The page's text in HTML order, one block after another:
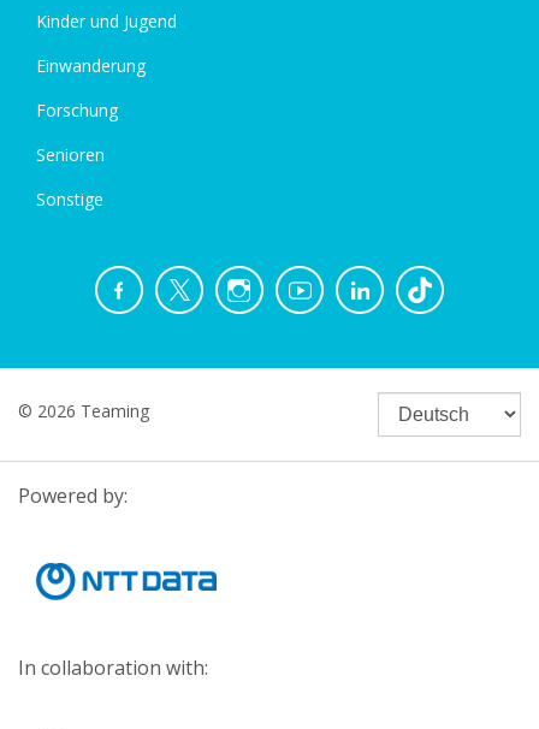
Kinder und Jugend
Einwanderung
Forschung
Senioren
Sonstige
© 2026 Teaming
Powered by:
In collaboration with: